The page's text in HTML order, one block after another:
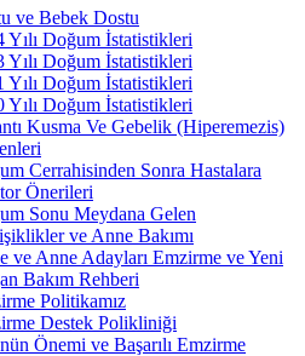
ve Bebek Dostu
Yılı Doğum İstatistikleri
Yılı Doğum İstatistikleri
Yılı Doğum İstatistikleri
Yılı Doğum İstatistikleri
Kusma Ve Gebelik (Hiperemezis)
Cerrahisinden Sonra Hastalara
Önerileri
Sonu Meydana Gelen
ve Anne Bakımı
ve Anne Adayları Emzirme ve Yeni
Bakım Rehberi
Politikamız
Destek Polikliniği
Önemi ve Başarılı Emzirme